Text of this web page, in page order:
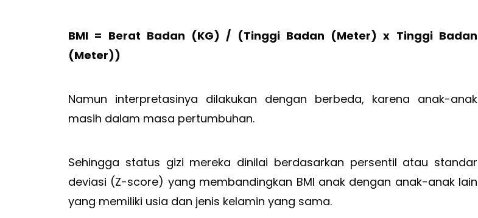
BMI = Berat Badan (KG) / (Tinggi Badan (Meter) x Tinggi Badan
(Meter))
Namun interpretasinya dilakukan dengan berbeda, karena anak-anak
masih dalam masa pertumbuhan.
Sehingga status gizi mereka dinilai berdasarkan persentil atau standar
deviasi (Z-score) yang membandingkan BMI anak dengan anak-anak lain
yang memiliki usia dan jenis kelamin yang sama.